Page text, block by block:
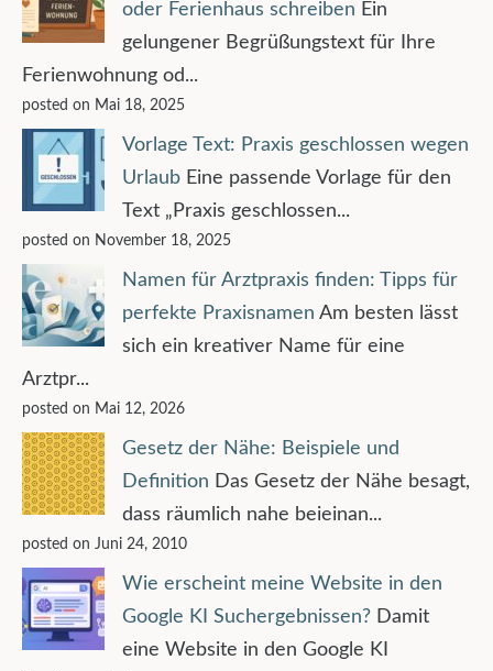
oder Ferienhaus schreiben Ein
gelungener Begrüßungstext für Ihre
Ferienwohnung od...
posted on Mai 18, 2025
Vorlage Text: Praxis geschlossen wegen
Urlaub Eine passende Vorlage für den
Text „Praxis geschlossen...
posted on November 18, 2025
Namen für Arztpraxis finden: Tipps für
perfekte Praxisnamen Am besten lässt
sich ein kreativer Name für eine
Arztpr...
posted on Mai 12, 2026
Gesetz der Nähe: Beispiele und
Definition Das Gesetz der Nähe besagt,
dass räumlich nahe beieinan...
posted on Juni 24, 2010
Wie erscheint meine Website in den
Google KI Suchergebnissen? Damit
eine Website in den Google KI